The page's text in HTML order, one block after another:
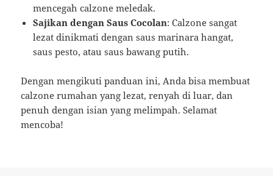
mencegah calzone meledak.
Sajikan dengan Saus Cocolan: Calzone sangat
lezat dinikmati dengan saus marinara hangat,
saus pesto, atau saus bawang putih.
Dengan mengikuti panduan ini, Anda bisa membuat
calzone rumahan yang lezat, renyah di luar, dan
penuh dengan isian yang melimpah. Selamat
mencoba!